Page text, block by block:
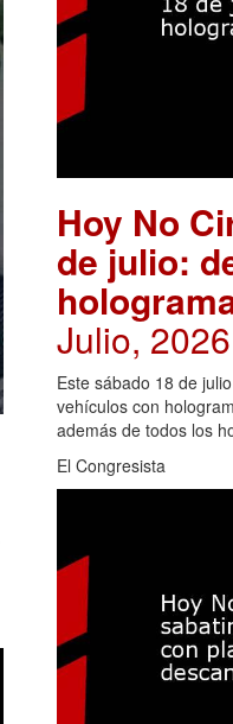
Hoy No
de julio:
Julio,
Este sábado 18 de
vehículos con
además de todos los
El Congresista